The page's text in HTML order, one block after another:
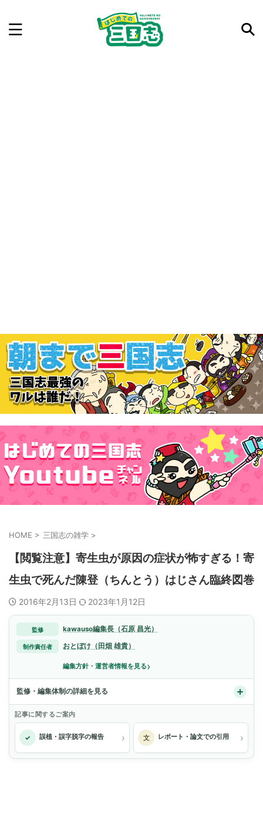
HOME > 三国志の雑学 >
【閲覧注意】寄生虫が原因の症状が怖すぎる！寄
生虫で死んだ陳登（ちんとう）はじさん臨終図巻
2016年2月13日 2023年1月12日
監修 kawauso編集長（石原 昌光）
制作責任者 おとぼけ（田畑 雄貴）
編集方針・運営者情報を見る›
監修・編集体制の詳細を見る
記事に関するご案内
✓ 誤植・誤字脱字の報告 › 文 レポート・論文での引用 ›